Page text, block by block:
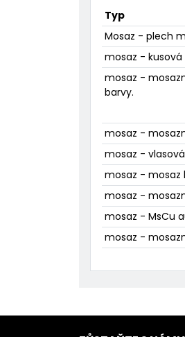
Typ
Mosaz - plech
mosaz -
mosaz -
barvy.
mosaz -
mosaz - vlasová
mosaz - mosaz
mosaz -
mosaz - MsCu
mosaz -